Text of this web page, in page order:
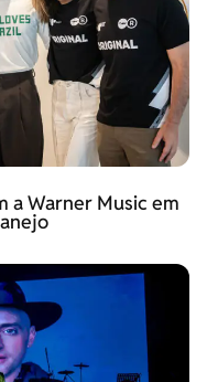
a Warner Music em